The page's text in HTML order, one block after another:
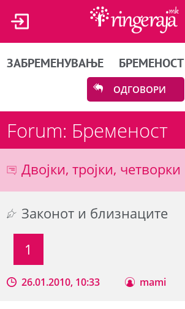
ЗАБРЕМЕНУВАЊЕ БРЕМЕНОСТ
ОДГОВОРИ
Forum: Бременост
Двојки, тројки, четворки
Законот и близнаците
1
26.01.2010, 10:33 mami